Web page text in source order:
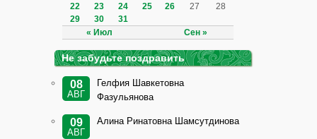
« Июл Сен »
22
23 24 25 26 27
28
29
30 31
Не забудьте поздравить
08
АВГ
Гелфия Шавкетовна
Фазульянова
09
АВГ
Алина Ринатовна Шамсутдинова